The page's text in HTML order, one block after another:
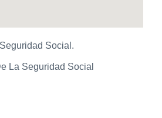
Social.
La Seguridad Social